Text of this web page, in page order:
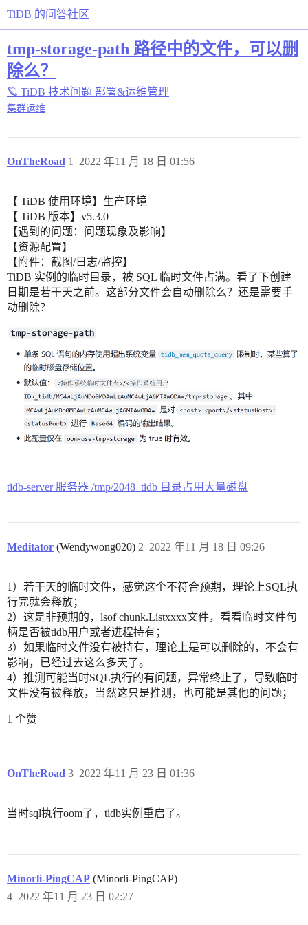
TiDB 的问答社区
tmp-storage-path 路径中的文件，可以删
除么？
🪐 TiDB 技术问题 部署&运维管理
集群运维
OnTheRoad 2022 年11 月 18 日 01:56
1
【 TiDB 使用环境】生产环境
【 TiDB 版本】v5.3.0
【遇到的问题：问题现象及影响】
【资源配置】
【附件：截图/日志/监控】
TiDB 实例的临时目录，被 SQL 临时文件占满。看了下创建
日期是若干天之前。这部分文件会自动删除么？还是需要手
动删除？
tidb-server 服务器 /tmp/2048_tidb 目录占用大量磁盘
Meditator (Wendywong020) 2022 年11 月 18 日 09:26
2
1）若干天的临时文件，感觉这个不符合预期，理论上SQL执
行完就会释放；
2）这是非预期的，lsof chunk.Listxxxx文件，看看临时文件句
柄是否被tidb用户或者进程持有；
3）如果临时文件没有被持有，理论上是可以删除的，不会有
影响，已经过去这么多天了。
4）推测可能当时SQL执行的有问题，异常终止了，导致临时
文件没有被释放，当然这只是推测，也可能是其他的问题；
1 个赞
OnTheRoad 2022 年11 月 23 日 01:36
3
当时sql执行oom了，tidb实例重启了。
Minorli-PingCAP (Minorli-PingCAP)
2022 年11 月 23 日 02:27
4